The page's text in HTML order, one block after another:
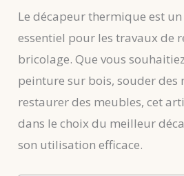
Le décapeur thermique est
essentiel pour les travaux de
bricolage. Que vous
peinture sur bois, souder des
restaurer des meubles, cet
dans le choix du meilleur
son utilisation efficace.